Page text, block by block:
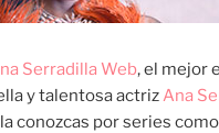
Serradilla Web, el mejor
y talentosa actrizAna
conozcas por series como